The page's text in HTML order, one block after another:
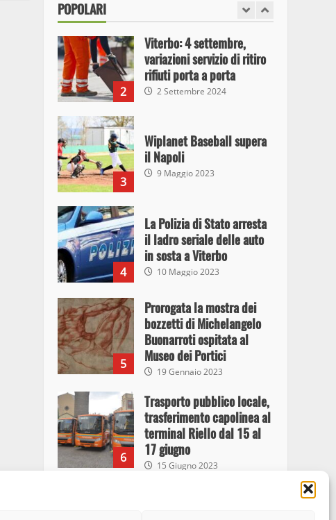
POPOLARI
2
Viterbo: 4 settembre,
variazioni servizio di ritiro
rifiuti porta a porta
2 Settembre 2024
3
Wiplanet Baseball supera
il Napoli
9 Maggio 2023
4
La Polizia di Stato arresta
il ladro seriale delle auto
in sosta a Viterbo
10 Maggio 2023
5
Prorogata la mostra dei
bozzetti di Michelangelo
Buonarroti ospitata al
Museo dei Portici
19 Gennaio 2023
6
Trasporto pubblico locale,
trasferimento capolinea al
terminal Riello dal 15 al
17 giugno
15 Giugno 2023